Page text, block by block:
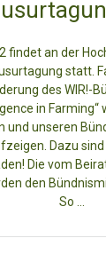
findet an der
statt.
des WIR!-
in Farming“
und unseren
Dazu
Die vom
den
So …